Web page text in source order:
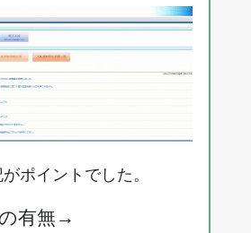
ポイントでした。
有無→